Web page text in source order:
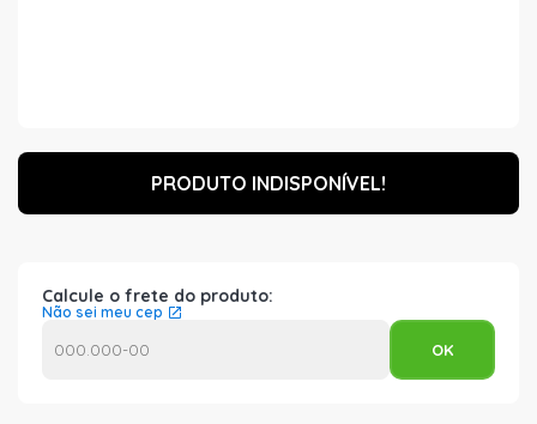
PRODUTO INDISPONÍVEL!
Calcule o frete do produto:
Não sei meu cep